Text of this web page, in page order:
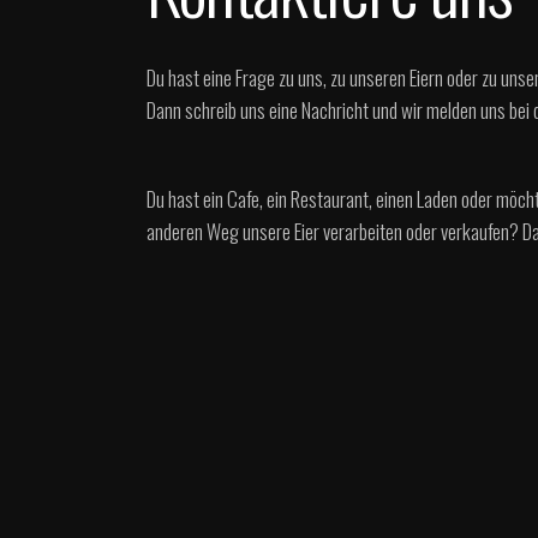
Du hast eine Frage zu uns, zu unseren Eiern oder zu
Dann schreib uns eine Nachricht und wir melden uns bei
Du hast ein Cafe, ein Restaurant, einen Laden oder
anderen Weg unsere Eier verarbeiten oder verkaufen?